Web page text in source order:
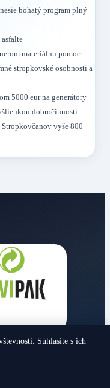
bohatý program plný
materiálnu pomoc
stropkovské osobnosti a
5000 eur na generátory
dobročinnosti
vyše 800
Súhlasíte s ich